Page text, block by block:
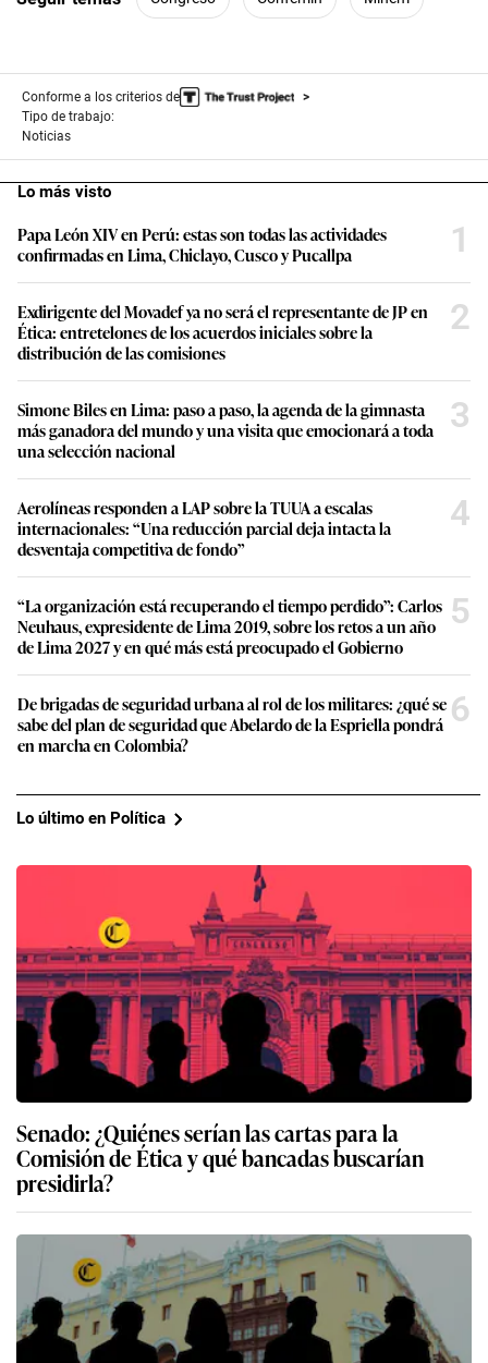
Conforme a los criterios de
Tipo de trabajo:
Noticias
Lo más visto
Papa León XIV en Perú: estas son todas las actividades
confirmadas en Lima, Chiclayo, Cusco y Pucallpa
1
Exdirigente del Movadef ya no será el representante de JP en
Ética: entretelones de los acuerdos iniciales sobre la
distribución de las comisiones
2
Simone Biles en Lima: paso a paso, la agenda de la gimnasta
más ganadora del mundo y una visita que emocionará a toda
una selección nacional
3
Aerolíneas responden a LAP sobre la TUUA a escalas
internacionales: “Una reducción parcial deja intacta la
desventaja competitiva de fondo”
4
“La organización está recuperando el tiempo perdido”: Carlos
Neuhaus, expresidente de Lima 2019, sobre los retos a un año
de Lima 2027 y en qué más está preocupado el Gobierno
5
De brigadas de seguridad urbana al rol de los militares: ¿qué se
sabe del plan de seguridad que Abelardo de la Espriella pondrá
en marcha en Colombia?
6
Lo último en Política
Senado: ¿Quiénes serían las cartas para la
Comisión de Ética y qué bancadas buscarían
presidirla?